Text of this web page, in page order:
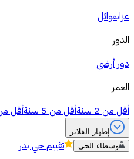
عزابعوائل
الدور
دور أرضي
العمر
أقل من 2 سنة
أقل من 5 سنة أقل من 10
إظهار الفلاتر
وسطاء الحي
تقييمحي بدر